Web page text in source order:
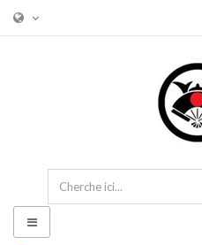
Basculer
la